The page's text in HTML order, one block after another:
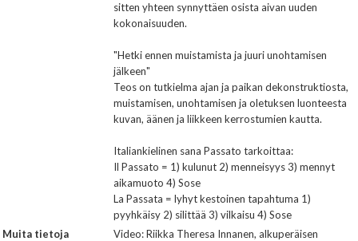
sitten yhteen synnyttäen osista aivan uuden
kokonaisuuden.
"Hetki ennen muistamista ja juuri unohtamisen
jälkeen"
Teos on tutkielma ajan ja paikan dekonstruktiosta,
muistamisen, unohtamisen ja oletuksen luonteesta
kuvan, äänen ja liikkeen kerrostumien kautta.
Italiankielinen sana Passato tarkoittaa:
Il Passato = 1) kulunut 2) menneisyys 3) mennyt
aikamuoto 4) Sose
La Passata = lyhyt kestoinen tapahtuma 1)
pyyhkäisy 2) silittää 3) vilkaisu 4) Sose
Muita tietoja
Video: Riikka Theresa Innanen, alkuperäisen